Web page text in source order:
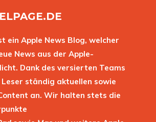
ein Apple News Blog, welcher
News aus der Apple-
Dank des versierten Teams
ständig aktuellen sowie
an. Wir halten stets die